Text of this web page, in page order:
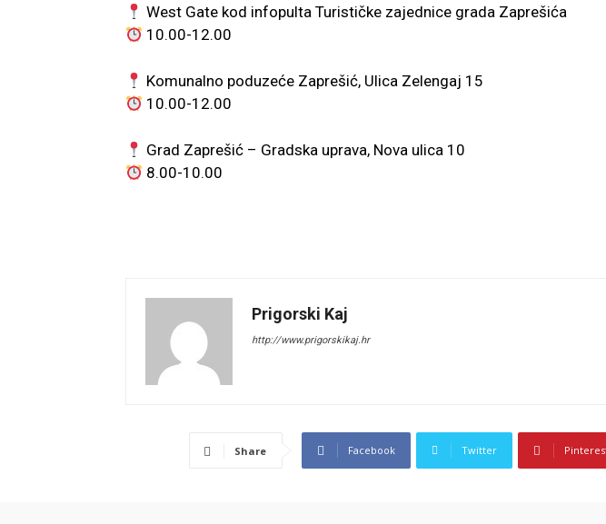
West Gate kod infopulta Turističke zajednice grada Zaprešića
10.00-12.00
Komunalno poduzeće Zaprešić, Ulica Zelengaj 15
10.00-12.00
Grad Zaprešić – Gradska uprava, Nova ulica 10
8.00-10.00
Prigorski Kaj
http://www.prigorskikaj.hr
Share Facebook Twitter